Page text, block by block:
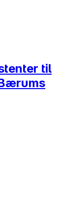
til